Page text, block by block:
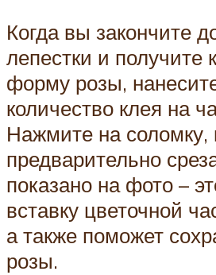
Когда вы закончите
лепестки и получите
форму розы,
количество клея на
Нажмите на соломку,
предварительно
показано на фото –
вставку цветочной
а также поможет
розы.